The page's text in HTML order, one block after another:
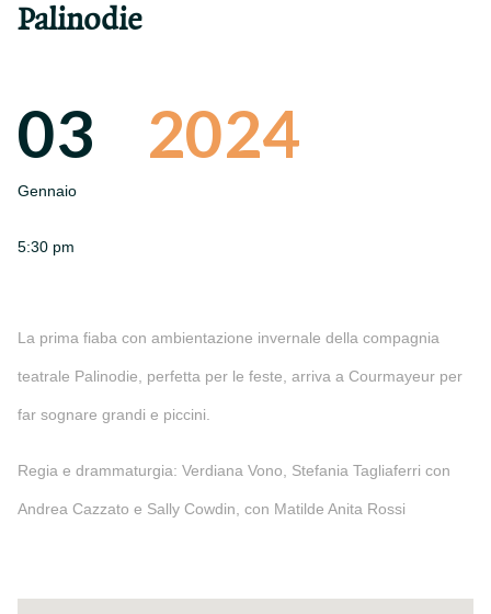
Palinodie
03
Gennaio
2024
5:30 pm
La prima fiaba con ambientazione invernale della compagnia
teatrale Palinodie, perfetta per le feste, arriva a Courmayeur per
far sognare grandi e piccini.
Regia e drammaturgia: Verdiana Vono, Stefania Tagliaferri con
Andrea Cazzato e Sally Cowdin, con Matilde Anita Rossi